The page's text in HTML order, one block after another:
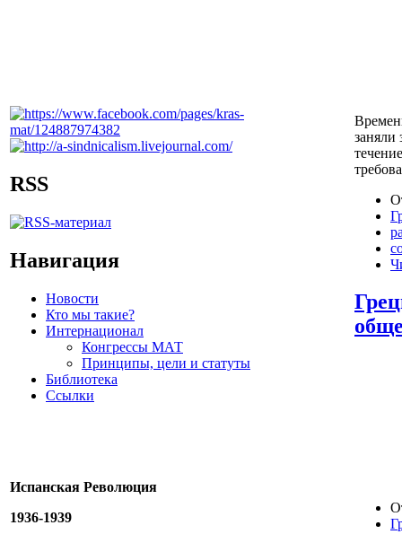
RSS
Навигация
Новости
Кто мы такие?
Интернационал
Конгрессы МАТ
Принципы, цели и статуты
Библиотека
Ссылки
Испанская Революция
1936-1939
заняли